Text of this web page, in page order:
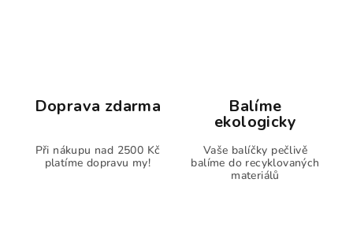
Doprava zdarma
Při nákupu nad 2500 Kč
platíme dopravu my!
Balíme
ekologicky
Vaše balíčky pečlivě
balíme do recyklovaných
materiálů